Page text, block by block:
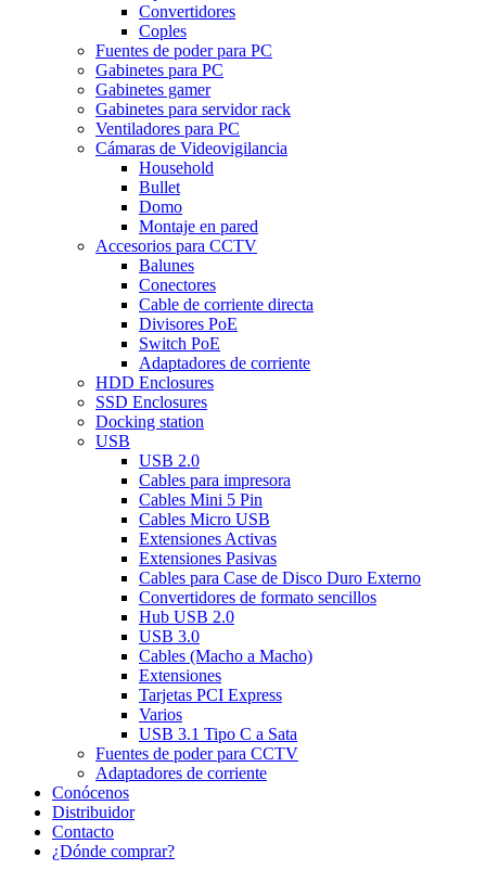
Convertidores
Coples
Fuentes de poder para PC
Gabinetes para PC
Gabinetes gamer
Gabinetes para servidor rack
Ventiladores para PC
Cámaras de Videovigilancia
Household
Bullet
Domo
Montaje en pared
Accesorios para CCTV
Balunes
Conectores
Cable de corriente directa
Divisores PoE
Switch PoE
Adaptadores de corriente
HDD Enclosures
SSD Enclosures
Docking station
USB
USB 2.0
Cables para impresora
Cables Mini 5 Pin
Cables Micro USB
Extensiones Activas
Extensiones Pasivas
Cables para Case de Disco Duro Externo
Convertidores de formato sencillos
Hub USB 2.0
USB 3.0
Cables (Macho a Macho)
Extensiones
Tarjetas PCI Express
Varios
USB 3.1 Tipo C a Sata
Fuentes de poder para CCTV
Adaptadores de corriente
Conócenos
Distribuidor
Contacto
¿Dónde comprar?